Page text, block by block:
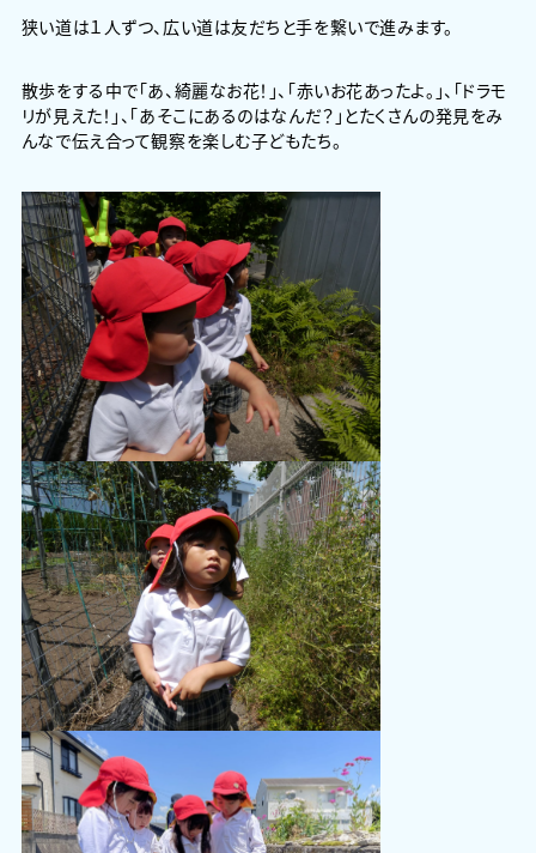
狭い道は１人ずつ、広い道は友だちと手を繋いで進みます。
散歩をする中で「あ、綺麗なお花！」、「赤いお花あったよ。」、「ドラモ
リが見えた！」、「あそこにあるのはなんだ？」とたくさんの発見をみ
んなで伝え合って観察を楽しむ子どもたち。